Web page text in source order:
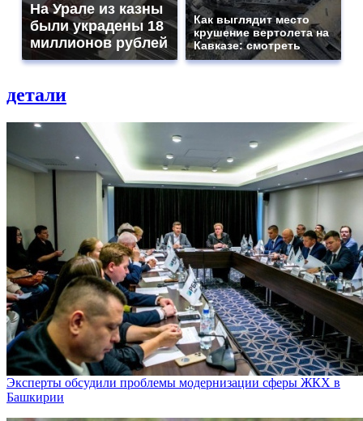
На Урале из казны
были украдены 18
миллионов рублей
Как выглядит место
крушение вертолета на
Кавказе: смотреть
детали
Эксперты обсудили проблемы модернизации сферы ЖКХ в
Башкирии